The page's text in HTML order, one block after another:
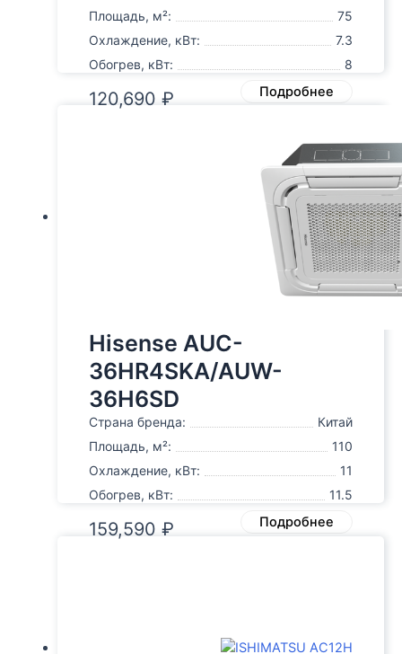
Площадь, м²:
75
Охлаждение, кВт:
7.3
Обогрев, кВт:
8
120,690 ₽ Подробнее
Hisense AUC-
36HR4SKA/AUW-
36H6SD
Страна бренда:
Китай
Площадь, м²:
110
Охлаждение, кВт:
11
Обогрев, кВт:
11.5
159,590 ₽ Подробнее